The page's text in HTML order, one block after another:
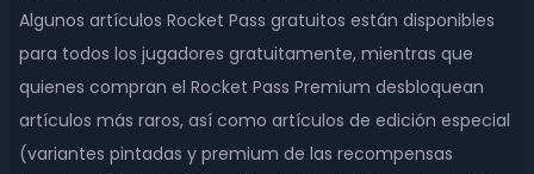
Algunos artículos Rocket Pass gratuitos están disponibles
para todos los jugadores gratuitamente, mientras que
quienes compran el Rocket Pass Premium desbloquean
artículos más raros, así como artículos de edición especial
(variantes pintadas y premium de las recompensas